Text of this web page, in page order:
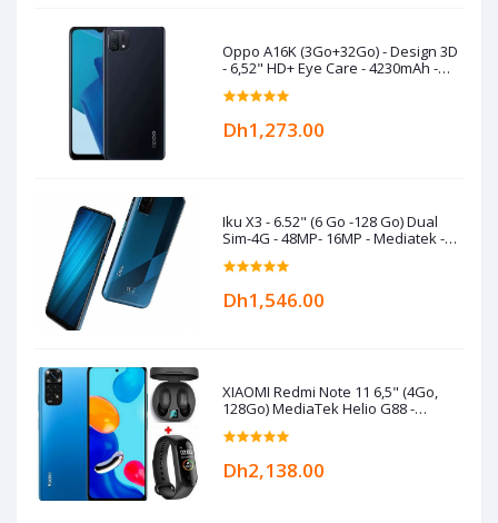
Oppo A16K (3Go+32Go) - Design 3D
- 6,52" HD+ Eye Care - 4230mAh -
Black
Dh1,273.00
Iku X3 - 6.52" (6 Go -128 Go) Dual
Sim-4G - 48MP- 16MP - Mediatek -
5000 mAh- Bleu
Dh1,546.00
XIAOMI Redmi Note 11 6,5" (4Go,
128Go) MediaTek Helio G88 -
50MP/8MP+Kit+Band- Bleu
Dh2,138.00